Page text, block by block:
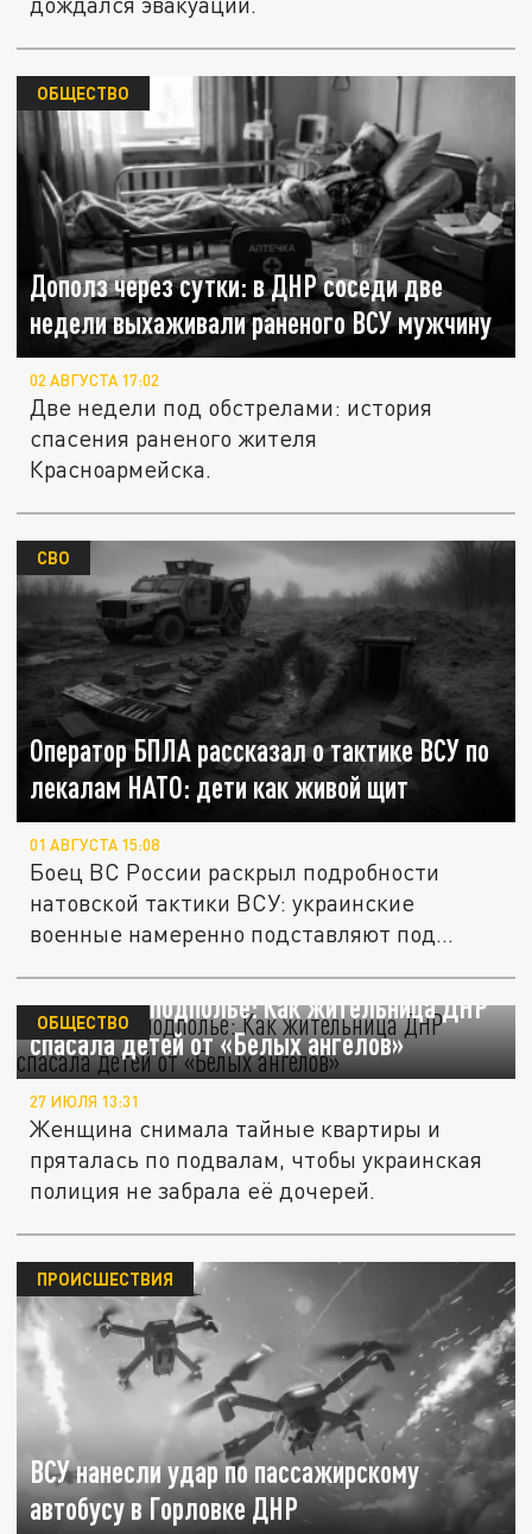
Дополз через сутки: в ДНР соседи две
недели выхаживали раненого ВСУ мужчину
ОБЩЕСТВО
02 АВГУСТА 17:02
Две недели под обстрелами: история
спасения раненого жителя
Красноармейска.
Оператор БПЛА рассказал о тактике ВСУ по
лекалам НАТО: дети как живой щит
СВО
01 АВГУСТА 15:08
Боец ВС России раскрыл подробности
натовской тактики ВСУ: украинские
военные намеренно подставляют под
Два года в подполье: Как жительница ДНР
спасала детей от «Белых ангелов»
ОБЩЕСТВО
27 ИЮЛЯ 13:31
Женщина снимала тайные квартиры и
пряталась по подвалам, чтобы украинская
полиция не забрала её дочерей.
ВСУ нанесли удар по пассажирскому
автобусу в Горловке ДНР
ПРОИСШЕСТВИЯ